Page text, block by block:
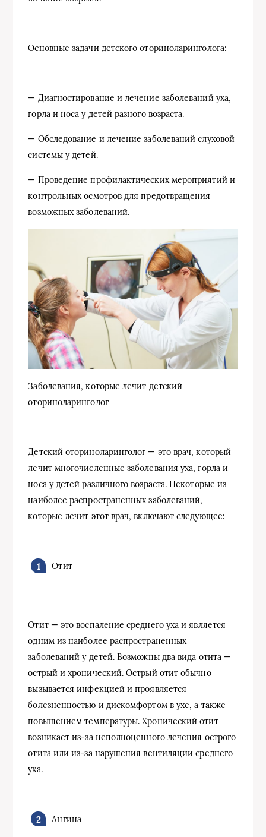
Основные задачи детского оториноларинголога:
— Диагностирование и лечение заболеваний уха,
горла и носа у детей разного возраста.
— Обследование и лечение заболеваний слуховой
системы у детей.
— Проведение профилактических мероприятий и
контрольных осмотров для предотвращения
возможных заболеваний.
Заболевания, которые лечит детский
оториноларинголог
Детский оториноларинголог — это врач, который
лечит многочисленные заболевания уха, горла и
носа у детей различного возраста. Некоторые из
наиболее распространенных заболеваний,
которые лечит этот врач, включают следующее:
Отит
Отит — это воспаление среднего уха и является
одним из наиболее распространенных
заболеваний у детей. Возможны два вида отита —
острый и хронический. Острый отит обычно
вызывается инфекцией и проявляется
болезненностью и дискомфортом в ухе, а также
повышением температуры. Хронический отит
возникает из-за неполноценного лечения острого
отита или из-за нарушения вентиляции среднего
уха.
Ангина